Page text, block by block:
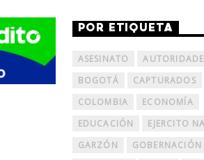
POR ETIQUETA
ASESINATO
BOGOTÁ
CAPTURADOS
COLOMBIA
ECONOMÍA
EDUCACIÓN
EJERCITO
GARZÓN